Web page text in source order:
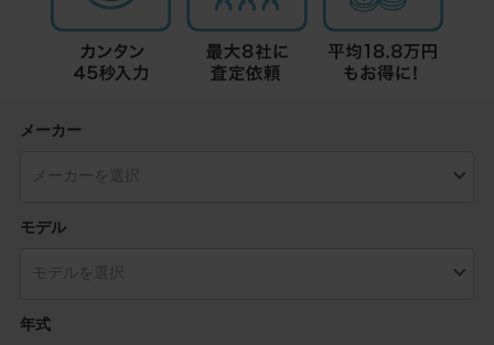
メーカー
モデル
年式